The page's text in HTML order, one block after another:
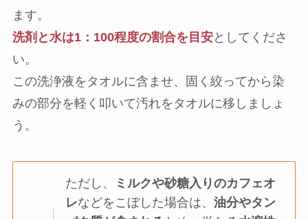
ます。
洗剤と水は1：100程度の割合を目安としてくださ
い。
この洗浄液をタオルに含ませ、固く絞ってから染
みの部分を軽く叩いて汚れをタオルに移しましょ
う。
ただし、
ミルクや砂糖入りのカフェオ
レなどをこぼした場合は、油分やタン